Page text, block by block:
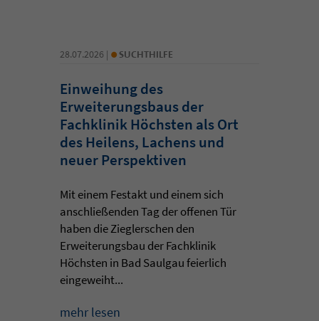
28.07.2026 | • SUCHTHILFE
Einweihung des
Erweiterungsbaus der
Fachklinik Höchsten als Ort
des Heilens, Lachens und
neuer Perspektiven
Mit einem Festakt und einem sich
anschließenden Tag der offenen Tür
haben die Zieglerschen den
Erweiterungsbau der Fachklinik
Höchsten in Bad Saulgau feierlich
eingeweiht...
mehr lesen